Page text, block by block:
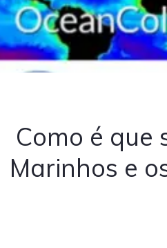
Como é que
Marinhos e